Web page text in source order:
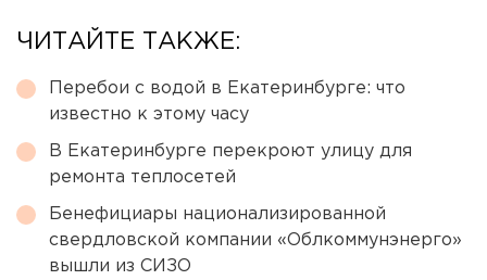
ЧИТАЙТЕ ТАКЖЕ:
Перебои с водой в Екатеринбурге: что
известно к этому часу
В Екатеринбурге перекроют улицу для
ремонта теплосетей
Бенефициары национализированной
свердловской компании «Облкоммунэнерго»
вышли из СИЗО